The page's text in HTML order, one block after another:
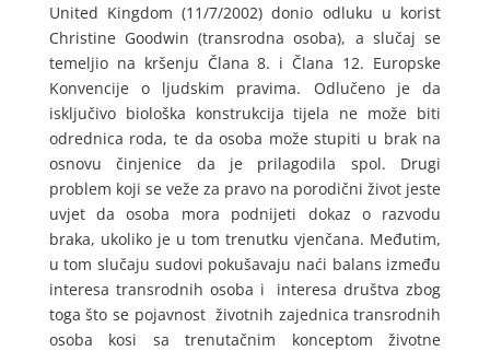
United Kingdom (11/7/2002) donio odluku u korist
Christine Goodwin (transrodna osoba), a slučaj se
temeljio na kršenju Člana 8. i Člana 12. Europske
Konvencije o ljudskim pravima. Odlučeno je da
isključivo biološka konstrukcija tijela ne može biti
odrednica roda, te da osoba može stupiti u brak na
osnovu činjenice da je prilagodila spol. Drugi
problem koji se veže za pravo na porodični život jeste
uvjet da osoba mora podnijeti dokaz o razvodu
braka, ukoliko je u tom trenutku vjenčana. Međutim,
u tom slučaju sudovi pokušavaju naći balans između
interesa transrodnih osoba i interesa društva zbog
toga što se pojavnost životnih zajednica transrodnih
osoba kosi sa trenutačnim konceptom životne